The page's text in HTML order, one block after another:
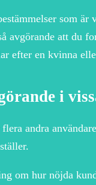
som
avgörande att du
efter en kvinna
i
andra
om hur nöjda